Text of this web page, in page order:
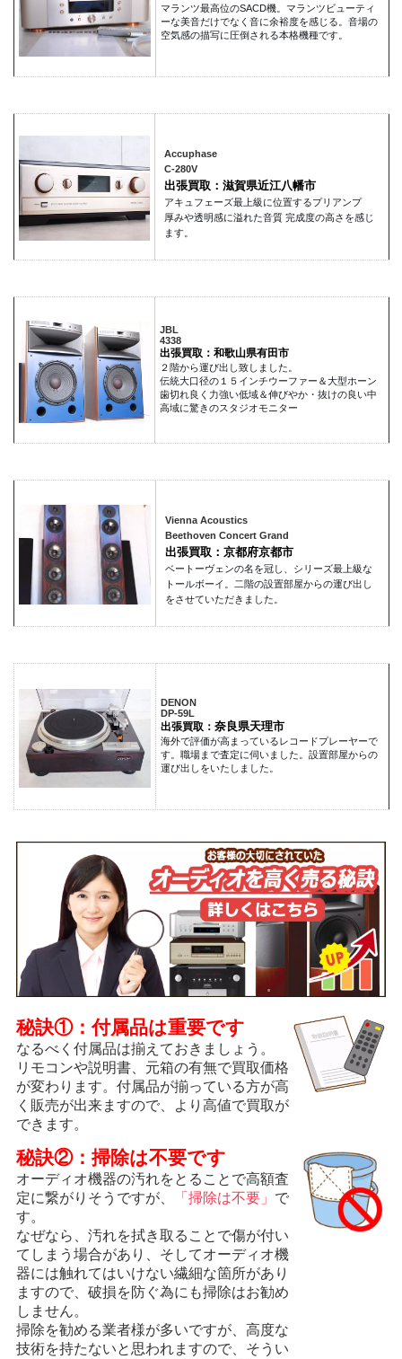
マランツ最高位のSACD機。マランツビューティ
ーな美音だけでなく音に余裕度を感じる。音場の
空気感の描写に圧倒される本格機種です。
Accuphase
C-280V
出張買取：滋賀県近江八幡市
アキュフェーズ最上級に位置するプリアンプ
厚みや透明感に溢れた音質 完成度の高さを感じ
ます。
JBL
4338
出張買取：和歌山県有田市
２階から運び出し致しました。
伝統大口径の１５インチウーファー＆大型ホーン
歯切れ良く力強い低域＆伸びやか・抜けの良い中
高域に驚きのスタジオモニター
Vienna Acoustics
Beethoven Concert Grand
出張買取：京都府京都市
ベートーヴェンの名を冠し、シリーズ最上級な
トールボーイ。二階の設置部屋からの運び出し
をさせていただきました。
DENON
DP-59L
出張買取： 奈良県天理市
海外で評価が高まっているレコードプレーヤーで
す。職場まで査定に伺いました。設置部屋からの
運び出しをいたしました。
秘訣①：付属品は重要です
なるべく付属品は揃えておきましょう。
リモコンや説明書、元箱の有無で買取価格
が変わります。付属品が揃っている方が高
く販売が出来ますので、より高値で買取が
できます。
秘訣②：掃除は不要です
オーディオ機器の汚れをとることで高額査
定に繋がりそうですが、
「掃除は不要」 で
す。
なぜなら、汚れを拭き取ることで傷が付い
てしまう場合があり、そしてオーディオ機
器には触れてはいけない繊細な箇所があり
ますので、破損を防ぐ為にも掃除はお勧め
しません。
掃除を勧める業者様が多いですが、高度な
技術を持たないと思われますので、そうい